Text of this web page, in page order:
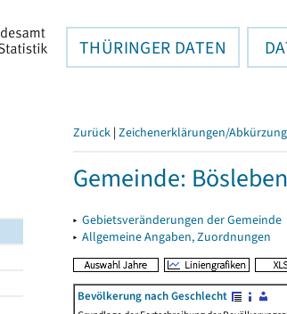
THÜRINGER DATEN
Zurück | Zeichenerklärungen/
Gemeinde:
▸ Gebietsveränderungen der Gemeinde
▸ Allgemeine Angaben, Zuordnungen
Bevölkerung nach Geschlecht